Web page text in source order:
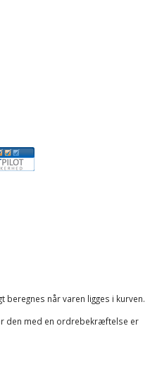
når varen ligges i kurven.
den med en ordrebekræftelse er